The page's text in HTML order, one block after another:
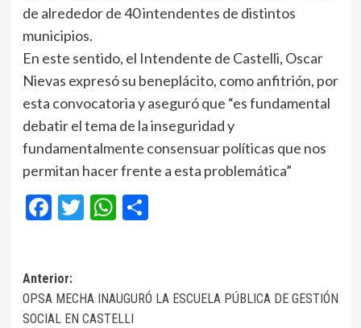
de alrededor de 40 intendentes de distintos
municipios.
En este sentido, el Intendente de Castelli, Oscar
Nievas expresó su beneplácito, como anfitrión, por
esta convocatoria y aseguró que “es fundamental
debatir el tema de la inseguridad y
fundamentalmente consensuar políticas que nos
permitan hacer frente a esta problemática”
Facebook
Twitter
WhatsApp
Compartir
Navegación
de
Anterior:
OPSA MECHA INAUGURÓ LA ESCUELA PÚBLICA DE GESTIÓN
SOCIAL EN CASTELLI